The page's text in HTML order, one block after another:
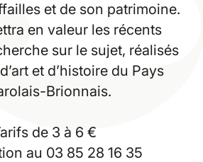
et de son patrimoine.
en valeur les récents
sur le sujet, réalisés
et d’histoire du Pays
Brionnais.
de 3 à 6 €
au 03 85 28 16 35